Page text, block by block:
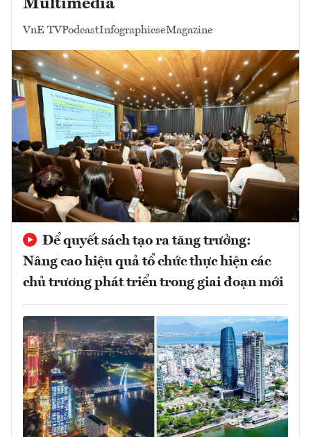
Multimedia
VnE TVPodcastInfographicseMagazine
Để quyết sách tạo ra tăng trưởng:
Nâng cao hiệu quả tổ chức thực hiện các
chủ trương phát triển trong giai đoạn mới